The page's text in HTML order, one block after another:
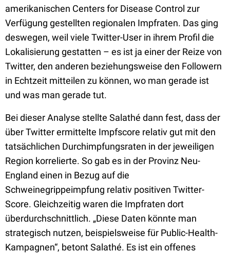
amerikanischen Centers for Disease Control zur
Verfügung gestellten regionalen Impfraten. Das ging
deswegen, weil viele Twitter-User in ihrem Profil die
Lokalisierung gestatten – es ist ja einer der Reize von
Twitter, den anderen beziehungsweise den Followern
in Echtzeit mitteilen zu können, wo man gerade ist
und was man gerade tut.
Bei dieser Analyse stellte Salathé dann fest, dass der
über Twitter ermittelte Impfscore relativ gut mit den
tatsächlichen Durchimpfungsraten in der jeweiligen
Region korrelierte. So gab es in der Provinz Neu-
England einen in Bezug auf die
Schweinegrippeimpfung relativ positiven Twitter-
Score. Gleichzeitig waren die Impfraten dort
überdurchschnittlich. „Diese Daten könnte man
strategisch nutzen, beispielsweise für Public-Health-
Kampagnen“, betont Salathé. Es ist ein offenes